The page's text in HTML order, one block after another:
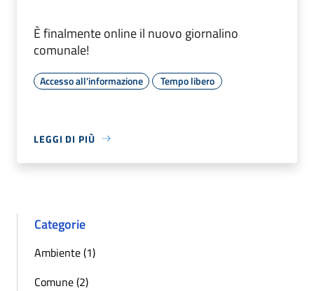
È finalmente online il nuovo giornalino
comunale!
Accesso all'informazione Tempo libero
LEGGI DI PIÙ
Categorie
Ambiente (1)
Comune (2)